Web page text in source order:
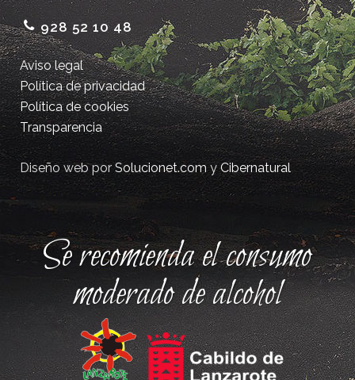
928 52 10 48
Aviso legal
Política de privacidad
Política de cookies
Transparencia
Diseño web porSolucionet.comyCibernatural
Se recomienda el consumo
moderado de alcohol